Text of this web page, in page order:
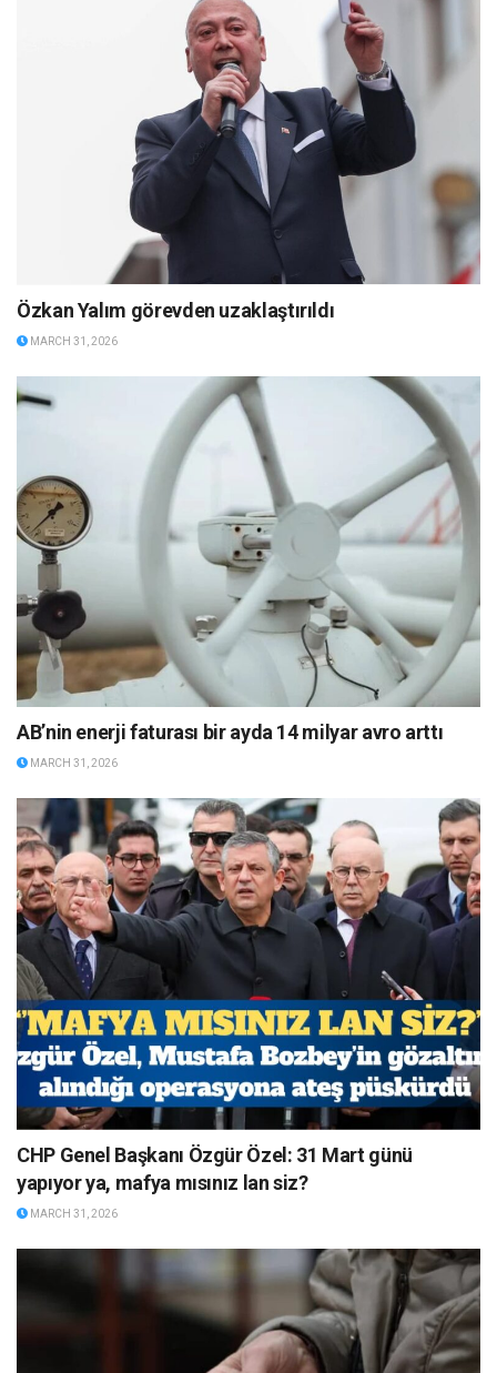
Özkan Yalım görevden uzaklaştırıldı
MARCH 31, 2026
AB’nin enerji faturası bir ayda 14 milyar avro arttı
MARCH 31, 2026
CHP Genel Başkanı Özgür Özel: 31 Mart günü
yapıyor ya, mafya mısınız lan siz?
MARCH 31, 2026